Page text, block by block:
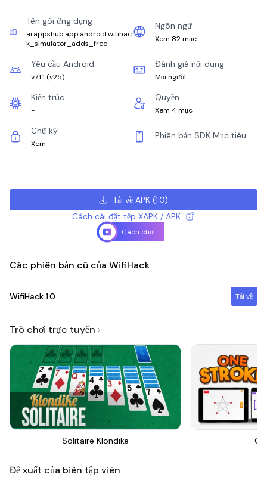
Tên gói ứng dụng
ai.appshub.app.android.wifihac
k_simulator_adds_free
Ngôn ngữ
Xem 82 mục
Yêu cầu Android
v7.1.1 (v25)
Đánh giá nội dung
Mọi người
Kiến trúc
-
Quyền
Xem 4 mục
Chữ ký
Xem
Phiên bản SDK Mục tiêu
Tải về APK (1.0)
Cách cài đặt tệp XAPK / APK
Cách chơi
Các phiên bản cũ của WifiHack
WifiHack 1.0 Tải về
Trò chơi trực tuyến
Solitaire Klondike
Đề xuất của biên tập viên